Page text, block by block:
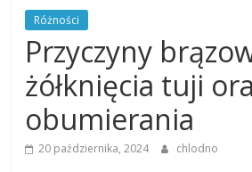
Różności
Przyczyny
żółknięcia tuji
obumierania
20 października, 2024 chlodno